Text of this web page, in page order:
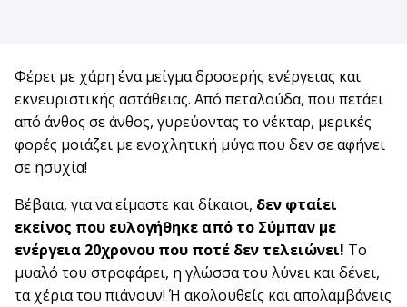
Φέρει με χάρη ένα μείγμα δροσερής ενέργειας και
εκνευριστικής αστάθειας. Από πεταλούδα, που πετάει
από άνθος σε άνθος, γυρεύοντας το νέκταρ, μερικές
φορές μοιάζει με ενοχλητική μύγα που δεν σε αφήνει
σε ησυχία!
Βέβαια, για να είμαστε και δίκαιοι, δεν φταίει
εκείνος που ευλογήθηκε από το Σύμπαν με
ενέργεια 20χρονου που ποτέ δεν τελειώνει! Το
μυαλό του στροφάρει, η γλώσσα του λύνει και δένει,
τα χέρια του πιάνουν! Ή ακολουθείς και απολαμβάνεις